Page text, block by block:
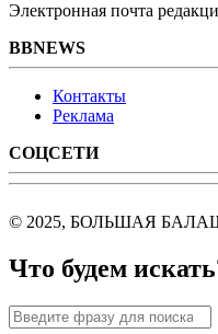
Электронная почта
BBNEWS
Контакты
Реклама
СОЦСЕТИ
© 2025, БОЛЬШАЯ
Что будем